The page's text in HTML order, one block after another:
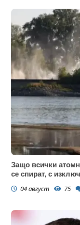
Защо всички
се спират, с
04 август 75